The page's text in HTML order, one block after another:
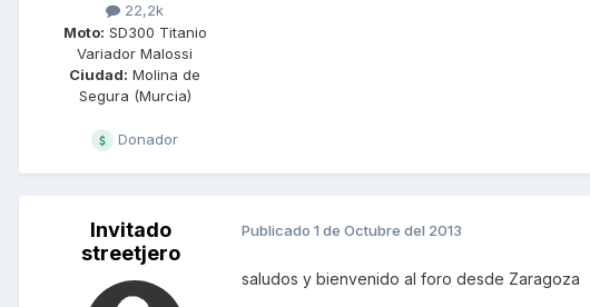
22,2k
Moto: SD300 Titanio
Variador Malossi
Ciudad: Molina de
Segura (Murcia)
Donador
Invitado
streetjero
Publicado 1 de Octubre del 2013
saludos y bienvenido al foro desde Zaragoza